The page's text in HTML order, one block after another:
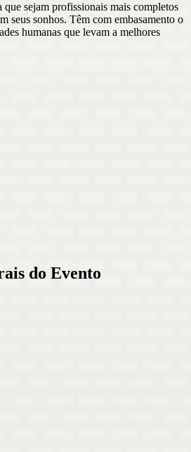
que sejam profissionais mais completos
seus sonhos. Têm com embasamento o
humanas que levam a melhores
do Evento